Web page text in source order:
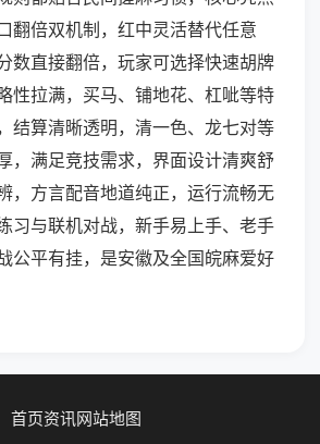
翻倍双机制，红中灵活替代任意
数直接翻倍，玩家可选择快速胡牌
性拉满，买马、铺地花、杠呲等特
结算清晰透明，清一色、龙七对等
，满足竞技需求，界面设计清爽舒
，方言配音地道纯正，运行流畅无
习与联机对战，新手易上手、老手
公平有挂，是安徽及全国皖麻爱好
首页资讯网站地图